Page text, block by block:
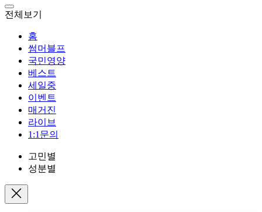
전체보기
홈
썸머블프
국민영양
베스트
세일중
이벤트
매거진
라이브
1:1문의
고민별
성분별